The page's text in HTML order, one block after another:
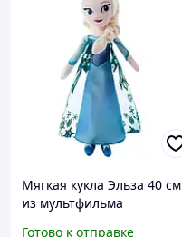
Мягкая кукла Эльза 40 см
из мультфильма
Готово к отправке